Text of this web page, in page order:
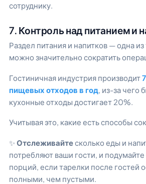
сотруднику.
7. Контроль над питанием и
Раздел питания и напитков — одна из
можно значительно сократить
Гостиничная индустрия производит
пищевых отходов в год , из-за
кухонные отходы достигает 20%.
Учитывая это, какие есть способы
✨Отслеживайтесколько еды и
потребляют ваши гости, и
порций, если тарелки после гостей
полными, чем пустыми.